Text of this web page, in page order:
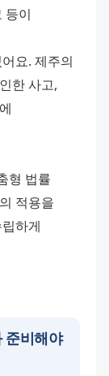
등이
요. 제주의
한 사고,
형 법률
적용을
하게
준비해야